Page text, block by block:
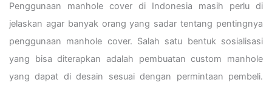
Penggunaan manhole cover di Indonesia masih perlu di
jelaskan agar banyak orang yang sadar tentang pentingnya
penggunaan manhole cover. Salah satu bentuk sosialisasi
yang bisa diterapkan adalah pembuatan custom manhole
yang dapat di desain sesuai dengan permintaan pembeli.